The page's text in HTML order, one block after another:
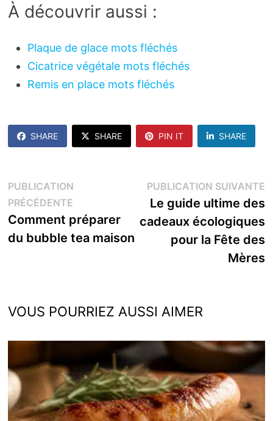
À découvrir aussi :
Plaque de glace mots fléchés
Cicatrice végétale mots fléchés
Remis en place mots fléchés
SHARE SHARE PIN IT SHARE
Navigation
de
l’article
PUBLICATION
PRÉCÉDENTEPublication
précédente :
Comment préparer
du bubble tea maison
PUBLICATION SUIVANTE
Le guide ultime des
cadeaux écologiques
pour la Fête des
Mères
VOUS POURRIEZ AUSSI AIMER